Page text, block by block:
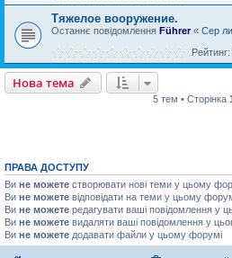
Тяжелое вооружение.
Останнє повідомлення Führer« Сер
Нова тема
5 тем • Сторінка
ПРАВА ДОСТУПУ
Ви не можете створювати нові теми у цьому
Ви не можете відповідати на теми у цьому
Ви не можете редагувати ваші повідомлення у
Ви не можете видаляти ваші повідомлення у
Ви не можете додавати файли у цьому форумі